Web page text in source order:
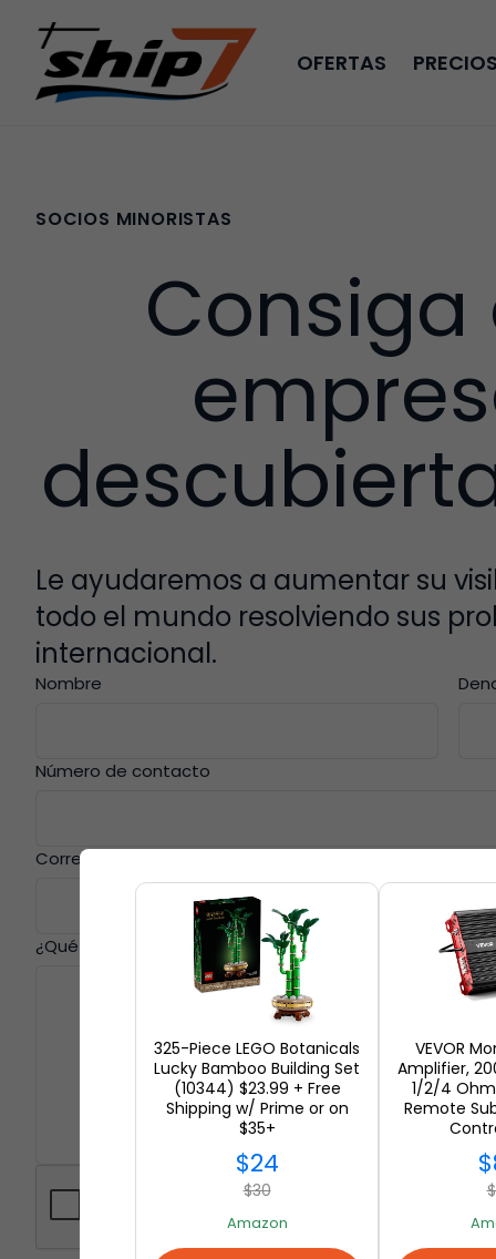
OFERTAS
SOCIOS MINORISTAS
Consiga
Le ayudaremos a aumentar su
todo el mundo resolviendo sus
internacional.
Nombre
Número de contacto
Correo electrónico
¿Qué le gustaría ver?
325-Piece LEGO Botanicals
Lucky Bamboo Building Set
(10344) $23.99 + Free
Shipping w/ Prime or on
$35+
$24
$30
Amazon
VEVOR
Amplifier,
1/2/4
Remote